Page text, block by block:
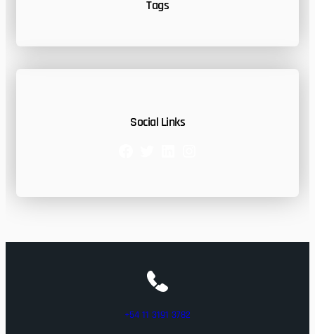
Tags
Social Links
+54 11 3191 3782